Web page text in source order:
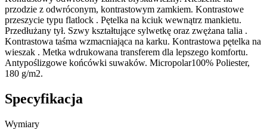
przodzie z odwróconym, kontrastowym zamkiem. Kontrastowe
przeszycie typu flatlock . Pętelka na kciuk wewnątrz mankietu.
Przedłużany tył. Szwy kształtujące sylwetkę oraz zwężana talia .
Kontrastowa taśma wzmacniająca na karku. Kontrastowa pętelka na
wieszak . Metka wdrukowana transferem dla lepszego komfortu.
Antypoślizgowe końcówki suwaków. Micropolar100% Poliester,
180 g/m2.
Specyfikacja
Wymiary